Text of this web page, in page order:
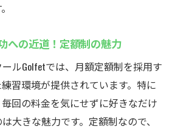
への近道！定額制の魅力
ルGolfetでは、月額定額制を採用す
習環境が提供されています。特に
回の料金を気にせずに好きなだけ
大きな魅力です。定額制なので、